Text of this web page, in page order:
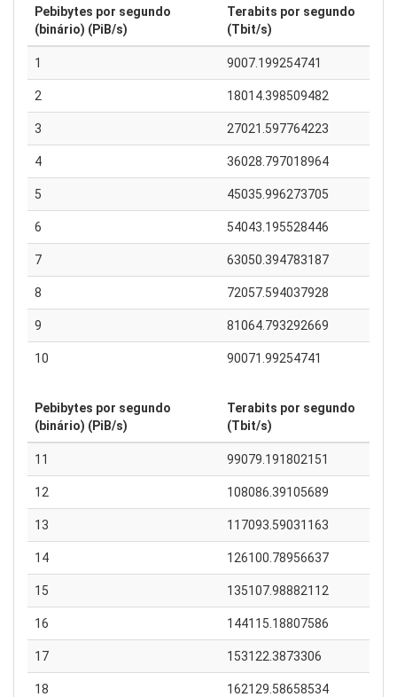
Pebibytes por segundo
(binário) (PiB/s)
Terabits por segundo
(Tbit/s)
1 9007.199254741
2 18014.398509482
3 27021.597764223
4 36028.797018964
5 45035.996273705
6 54043.195528446
7 63050.394783187
8 72057.594037928
9 81064.793292669
10 90071.99254741
Pebibytes por segundo
(binário) (PiB/s)
Terabits por segundo
(Tbit/s)
11 99079.191802151
12 108086.39105689
13 117093.59031163
14 126100.78956637
15 135107.98882112
16 144115.18807586
17 153122.3873306
18 162129.58658534